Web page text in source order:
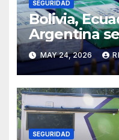
SEGURIDAD
Bolivia,
Argentina
Santiago
MAY 24, 2026
SEGURIDAD